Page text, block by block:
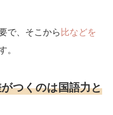
で、そこから 比などを
。
つくのは国語力と